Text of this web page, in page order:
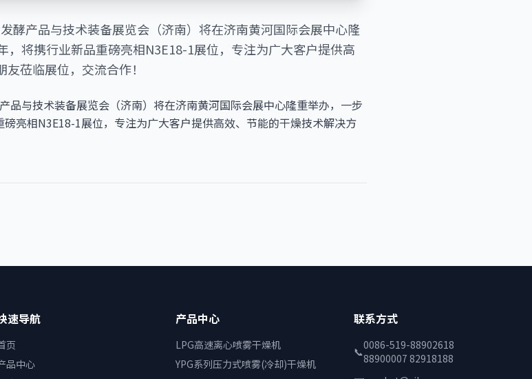
酵产品与技术装备展览会（济南）将在济南黄河国际会展中心隆
将携行业新品重磅亮相N3E18-1展位，专注为广大客户提供高
莅临展位，交流合作！
与技术装备展览会（济南）将在济南黄河国际会展中心隆重举办，一步
亮相N3E18-1展位，专注为广大客户提供高效、节能的干燥技术解决方
速导航
页
品中心
产品中心
LPG高速离心喷雾干燥机
YPG系列压力式喷雾(冷却)干燥机
联系方式
📞0086-519-88902618
88900007 82918188